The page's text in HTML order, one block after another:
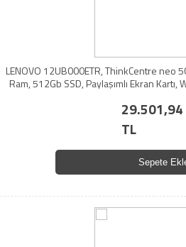
LENOVO 12UB000ETR, ThinkCentre neo 50t Gen5, i5-
Ram, 512Gb SSD, Paylaşımlı Ekran
29.501,94
TL
Sepete